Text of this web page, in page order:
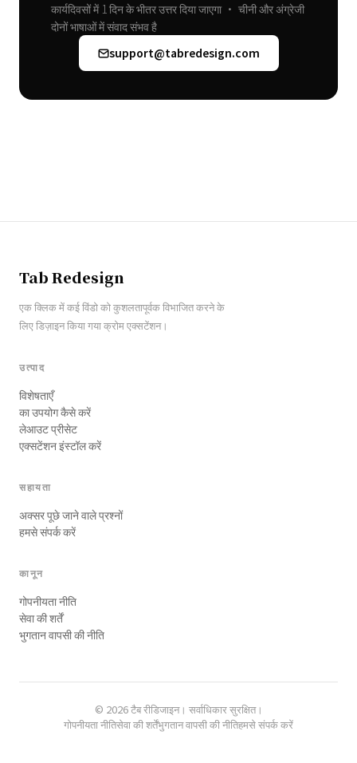
कार्यदिवसों में 1 दिन के भीतर उत्तर दिया जाएगा • चीनी और अंग्रेजी
दोनों भाषाओं में संवाद संभव है
support@tabredesign.com
Tab Redesign
एक क्लिक में कई विंडो को कुशलतापूर्वक विभाजित करने के
लिए डिज़ाइन किया गया क्रोम एक्सटेंशन।
उत्पाद
विशेषताएँ
का उपयोग कैसे करें
लेआउट प्रीसेट
एक्सटेंशन इंस्टॉल करें
सहायता
अक्सर पूछे जाने वाले प्रश्नों
हमसे संपर्क करें
कानून
गोपनीयता नीति
सेवा की शर्तें
भुगतान वापसी की नीति
© 2026 टैब रीडिजाइन। सर्वाधिकार सुरक्षित।
गोपनीयता नीतिसेवा की शर्तेंभुगतान वापसी की नीतिहमसे संपर्क करें